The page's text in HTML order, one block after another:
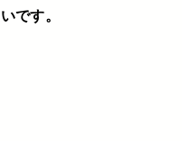
です。